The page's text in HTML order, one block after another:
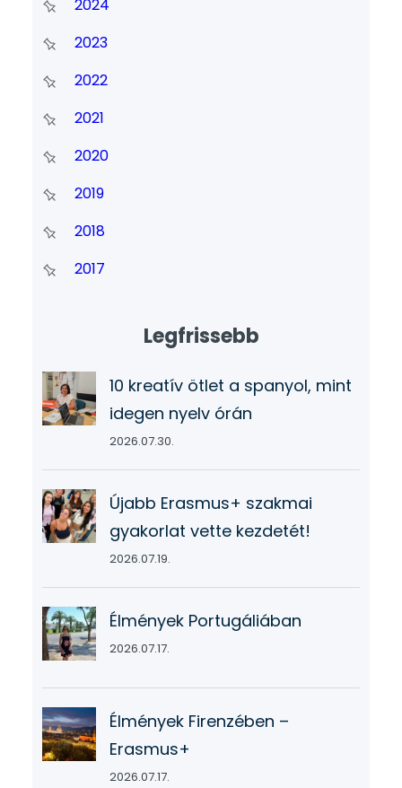
2024
2023
2022
2021
2020
2019
2018
2017
Legfrissebb
10 kreatív ötlet a spanyol, mint
idegen nyelv órán
2026.07.30.
Újabb Erasmus+ szakmai
gyakorlat vette kezdetét!
2026.07.19.
Élmények Portugáliában
2026.07.17.
Élmények Firenzében –
Erasmus+
2026.07.17.